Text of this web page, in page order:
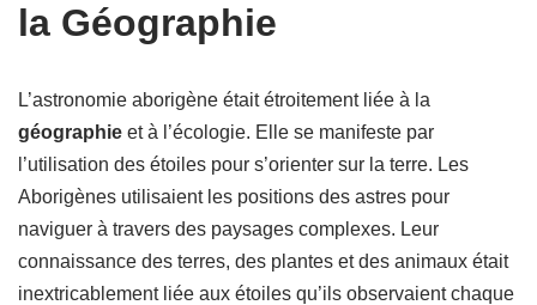
la Géographie
L’astronomie aborigène était étroitement liée à la
géographie et à l’écologie. Elle se manifeste par
l’utilisation des étoiles pour s’orienter sur la terre. Les
Aborigènes utilisaient les positions des astres pour
naviguer à travers des paysages complexes. Leur
connaissance des terres, des plantes et des animaux était
inextricablement liée aux étoiles qu’ils observaient chaque